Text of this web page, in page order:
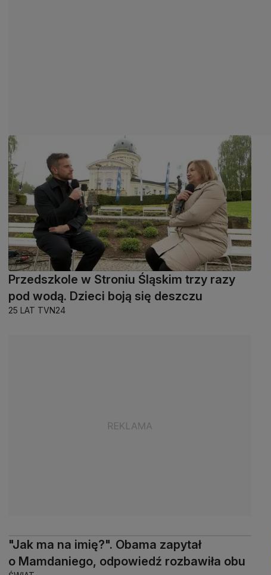
Przedszkole w Stroniu Śląskim trzy razy
pod wodą. Dzieci boją się deszczu
25 LAT TVN24
"Jak ma na imię?". Obama zapytał
o Mamdaniego, odpowiedź rozbawiła obu